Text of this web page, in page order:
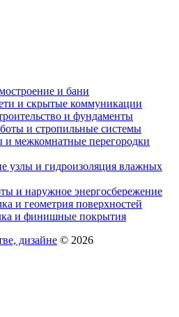
и бани
и скрытые коммуникации
и фундаменты
и стропильные системы
и межкомнатные перегородки
узлы и гидроизоляция влажных
и наружное энергосбережение
и геометрия поверхностей
и финишные покрытия
дизайне © 2026